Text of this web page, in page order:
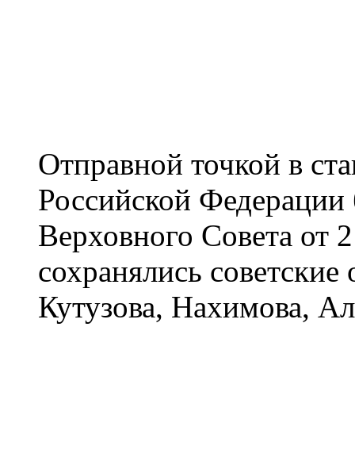
Отправной точкой в
Российской
Верховного Совета от
сохранялись
Кутузова, Нахимова,